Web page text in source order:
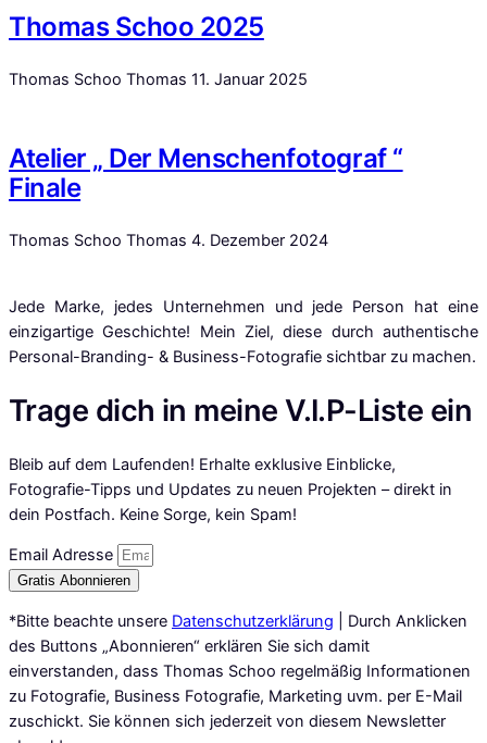
Thomas Schoo 2025
Thomas Schoo Thomas 11. Januar 2025
Atelier „ Der Menschenfotograf “
Finale
Thomas Schoo Thomas 4. Dezember 2024
Jede Marke, jedes Unternehmen und jede Person hat eine
einzigartige Geschichte! Mein Ziel, diese durch authentische
Personal-Branding- & Business-Fotografie sichtbar zu machen.
Trage dich in meine V.I.P-Liste ein
Bleib auf dem Laufenden! Erhalte exklusive Einblicke,
Fotografie-Tipps und Updates zu neuen Projekten – direkt in
dein Postfach. Keine Sorge, kein Spam!
Email Adresse
Gratis Abonnieren
*Bitte beachte unsere Datenschutzerklärung | Durch Anklicken
des Buttons „Abonnieren“ erklären Sie sich damit
einverstanden, dass Thomas Schoo regelmäßig Informationen
zu Fotografie, Business Fotografie, Marketing uvm. per E-Mail
zuschickt. Sie können sich jederzeit von diesem Newsletter